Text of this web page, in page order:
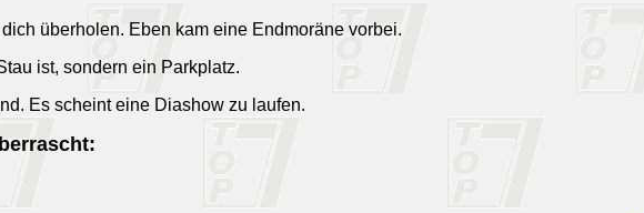
überholen. Eben kam eine Endmoräne vorbei.
ist, sondern ein Parkplatz.
Es scheint eine Diashow zu laufen.